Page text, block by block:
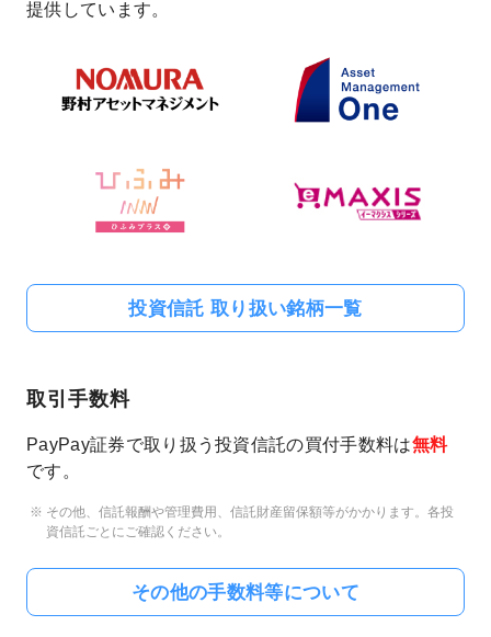
提供しています。
投資信託 取り扱い銘柄一覧
取引手数料
PayPay証券で取り扱う投資信託の買付手数料は無料
です。
その他、信託報酬や管理費用、信託財産留保額等がかかります。各投
資信託ごとにご確認ください。
その他の手数料等について